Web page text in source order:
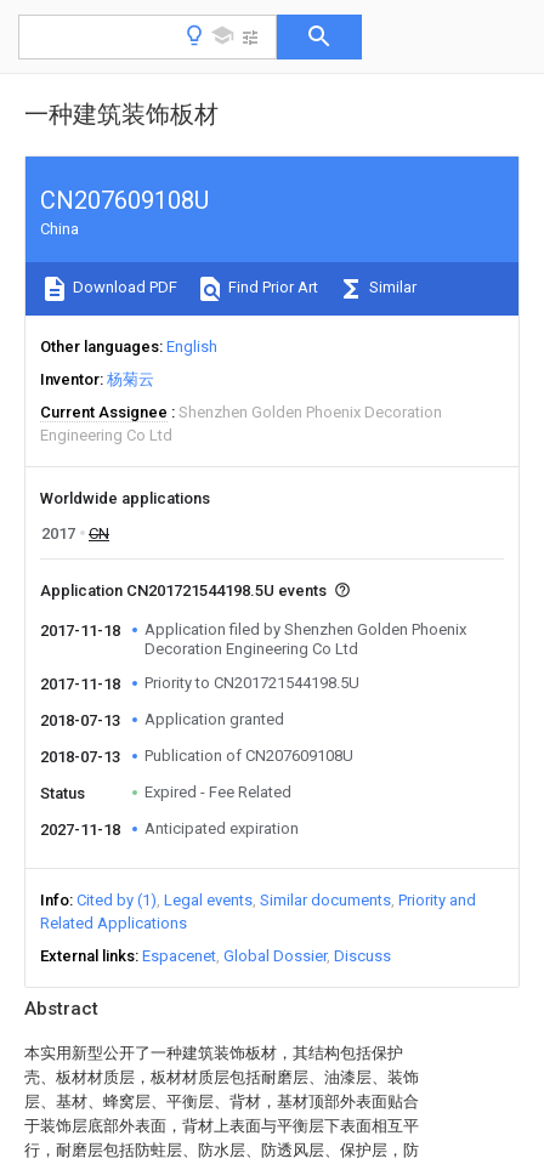
一种建筑装饰板材
Abstract
本实用新型公开了一种建筑装饰板材，其结构包括保护
壳、板材材质层，板材材质层包括耐磨层、油漆层、装饰
层、基材、蜂窝层、平衡层、背材，基材顶部外表面贴合
于装饰层底部外表面，背材上表面与平衡层下表面相互平
行，耐磨层包括防蛀层、防水层、防透风层、保护层，防
CN207609108U
China
Download PDF Find Prior Art Similar
Other languages English
Inventor 杨菊云
Current Assignee
Shenzhen Golden Phoenix Decoration
Engineering Co Ltd
Worldwide applications
2017
CN
Application CN201721544198.5U events
2017-11-18
Application filed by Shenzhen Golden Phoenix
Decoration Engineering Co Ltd
2017-11-18
Priority to CN201721544198.5U
2018-07-13 Application granted
2018-07-13 Publication of CN207609108U
Status Expired - Fee Related
2027-11-18 Anticipated expiration
Info Cited by (1) Legal events Similar documents Priority and
Related Applications
External links Espacenet Global Dossier Discuss